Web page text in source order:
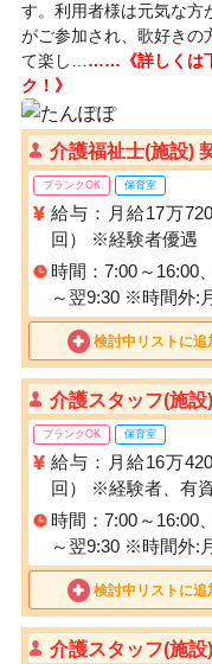
す。利用者様は元気な方
がご参加され、歌好きの
て楽し… ……《詳しくは
ク！》
介護福祉士(施設)
ブランクOK 保育室
給与：月給17万
回） ※経験者優遇
時間：7:00～16:00
～翌9:30 ※時間外:
検討中リストに追
介護スタッフ(施設
ブランクOK 保育室
給与：月給16万
回） ※経験者、有
時間：7:00～16:00
～翌9:30 ※時間外:
検討中リストに追
介護スタッフ(施設